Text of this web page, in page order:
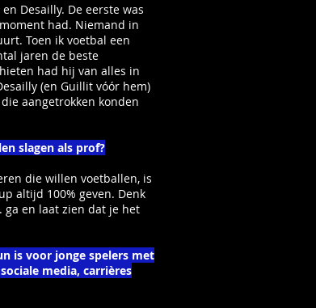
Desailly. De eerste was
had. Niemand in
Toen ik voetbal een
jaren de beste
had hij van alles in
(en Guillit vóór hem)
aangetrokken konden
slagen als prof?
die willen voetballen, is
altijd 100% geven. Denk
ga en laat zien dat je het
is voor jonge spelers met
media, carrières